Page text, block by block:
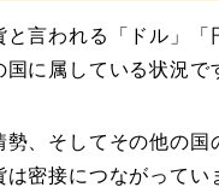
言われる「ドル」「
に属している状況で
勢、そしてその他の国
密接につながってい